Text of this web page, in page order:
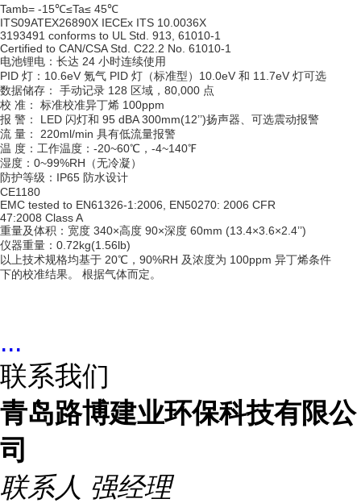
Tamb= -15℃≤Ta≤ 45℃
ITS09ATEX26890X IECEx ITS 10.0036X
3193491 conforms to UL Std. 913, 61010-1
Certified to CAN/CSA Std. C22.2 No. 61010-1
电池锂电：长达 24 小时连续使用
PID 灯：10.6eV 氪气 PID 灯（标准型）10.0eV 和 11.7eV 灯可选
数据储存： 手动记录 128 区域，80,000 点
校 准： 标准校准异丁烯 100ppm
报 警： LED 闪灯和 95 dBA 300mm(12’’)扬声器、可选震动报警
流 量： 220ml/min 具有低流量报警
温 度：工作温度：-20~60℃，-4~140℉
湿度：0~99%RH（无冷凝）
防护等级：IP65 防水设计
CE1180
EMC tested to EN61326-1:2006, EN50270: 2006 CFR
47:2008 Class A
重量及体积：宽度 340×高度 90×深度 60mm (13.4×3.6×2.4’’)
仪器重量：0.72kg(1.56lb)
以上技术规格均基于 20℃，90%RH 及浓度为 100ppm 异丁烯条件
下的校准结果。 根据气体而定。
...
联系我们
青岛路博建业环保科技有限公
司
联系人 强经理